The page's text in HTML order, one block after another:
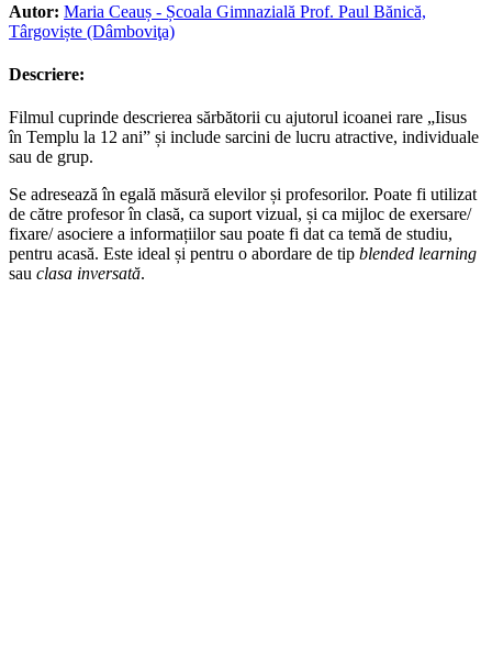
Autor: Maria Ceauș - Școala Gimnazială Prof. Paul Bănică,
Târgoviște (Dâmboviţa)
Descriere:
Filmul cuprinde descrierea sărbătorii cu ajutorul icoanei rare „Iisus
în Templu la 12 ani” și include sarcini de lucru atractive, individuale
sau de grup.
Se adresează în egală măsură elevilor și profesorilor. Poate fi utilizat
de către profesor în clasă, ca suport vizual, și ca mijloc de exersare/
fixare/ asociere a informațiilor sau poate fi dat ca temă de studiu,
pentru acasă. Este ideal și pentru o abordare de tip blended learning
sau clasa inversată.